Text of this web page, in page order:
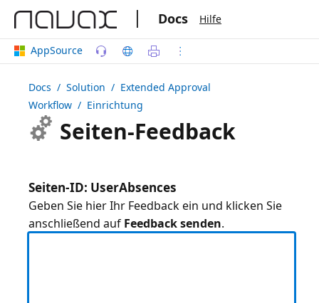
| Docs Hilfe
AppSource
Docs / Solution / Extended Approval
Workflow / Einrichtung
Seiten-Feedback
Seiten-ID: UserAbsences
Geben Sie hier Ihr Feedback ein und klicken Sie
anschließend auf Feedback senden.